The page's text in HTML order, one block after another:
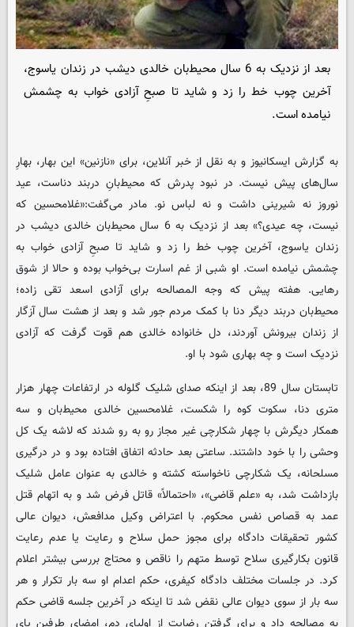
بعد از نزدیک به 6 سال محیط‌بان خالدی دیشب در زندان یاسوج،
آخرین چوب خط را زد و شاید تا صبحِ آزادی خواب به چشمش
نیامده است.
به گزارش ایسکانیوز و به نقل از خبر آنلاین، برای «نازنین» این بهار، بهارِ
سال‌های پیش نیست. در نبود پدرش که محیط‌بانِ دربند دناست، عید
نوروز نه شیرینی داشت و نه لباس نو. مادر می‌گفت:«غلامحسین که
نیست، چه عیدی؟» بعد از نزدیک به 6 سال محیط‌بان خالدی دیشب در
زندان یاسوج، آخرین چوب خط را زد و شاید تا صبحِ آزادی خواب به
چشمش نیامده است. او شبی از غم اسارت بی‌خواب بوده و حالا از شوق
رهایی. هفته پیش که وجه المصالحه برای آزادی اسعد تقی زاده؛
محیط‌بان دربند دیگر دنا با کمک مردم جور شد و بعد از هشت سال آزگار
از زندان بیرونش آوردند، دل خانواده خالدی هم قوت گرفت که آزادی
نزدیک است و چه بهاری شود با او.
تابستان سال 89، بعد از اینکه صدای شلیک گلوله در ارتفاعات چهار هزار
متری دنا، سکوت کوه را شکست، غلامحسین خالدی محیط‌بان و سه
همکار دیگرش با چهار شکارچی غیر مجاز رو به رو شدند که لاشه یک کل
وحشی را با خود داشتند. ساعتی بعد حادثه اتفاق افتاده بود و در درگیری
مسلحانه، یک شکارچی ناخواسته کشته و خالدی به عنوان عامل شلیک
بازداشت شد، به «علم قاضی»، «احتمالاً» قاتل فرض شد و به اتهام قتل
عمد به قصاص نفس محکوم. با اعتراض وکیل مدافعش، دیوان عالی
کشور تحقیقات دادگاه برای مجوز حمل سلاح و رعایت یا عدم رعایت
قانون بکارگیری سلاح توسط متهم را ناقص و محتاج بررسی بیشتر اعلام
کرد. در جلسات مختلف دادگاه کیفری، حکم اعدام او سه بار تکرار و هر
سه بار از سوی دیوان عالی نقض شد تا اینکه در آخرین جلسه قاضی حکم